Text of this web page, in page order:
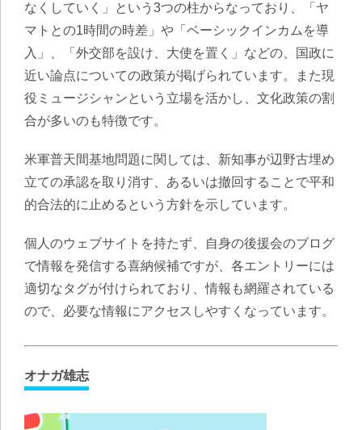
なくしていく」という3つの柱からなっており、「ヤ
マトとの1時間の時差」や「ベーシックインカムを導
入」、「外交部を設け、大使を置く」などの、国政に
近い論点についての政策が掲げられています。また現
役ミュージシャンという立場を活かし、文化政策の割
合が多いのも特徴です。
米軍普天間基地問題に関しては、新知事が辺野古埋め
立ての承認を取り消す、あるいは撤回することで平和
的合法的に止めるという方針を示しています。
個人のウェブサイトを持たず、自身の後援会のブログ
で情報を発信する喜納候補ですが、各エントリーには
適切なタグが付けられており、情報も網羅されている
ので、必要な情報にアクセスしやすくなっています。
オナガ雄志